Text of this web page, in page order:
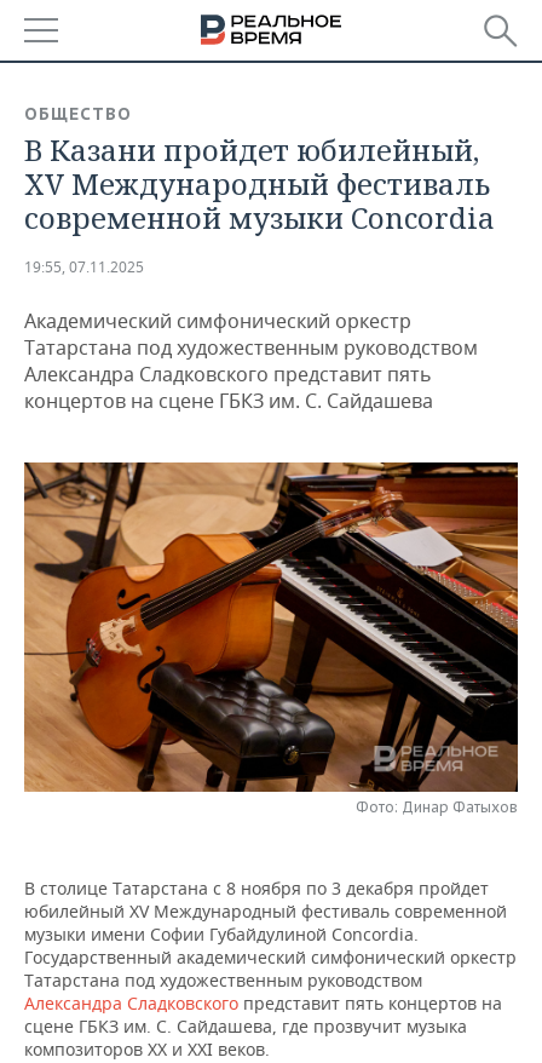
БАШКОРТОСТАН
ТАТАРСТАН
НОВОСТИ
АНАЛИТИКА
ДЕКЛАРАЦИИ О ДОХОДАХ
КОРОЛИ ГОСЗАКАЗА ПФО
ВУЗЫ ТАТАРСТАНА
КОМУ ПРИНАДЛЕЖАТ
ТОРГОВЫЕ ЦЕНТРЫ
ТАТАРСТАНА
НОВОСТИ ЭКОНОМИКИ
ФИНАНСЫ
БАНКИ
БЮДЖЕТ
ИНВЕСТИЦИИ
ПРОМЫШЛЕННОСТЬ
НОВОСТИ
ПРОМЫШЛЕННОСТИ
МАШИНОСТРОЕНИЕ
НЕФТЕХИМИЯ
НЕФТЬ
ОПК
ЭНЕРГЕТИКА
НЕДВИЖИМОСТЬ
НОВОСТИ НЕДВИЖИМОСТИ
НОВОСТИ АВТО
БИЗНЕС
НОВОСТИ БИЗНЕСА
РОЗНИЧНАЯ ТОРГОВЛЯ
ТРАНСПОРТ
УСЛУГИ
ТЕХНОЛОГИИ
НОВОСТИ ТЕХНОЛОГИЙ
IT
МЕДИА
ТЕЛЕКОММУНИКАЦИИ
МЕРОПРИЯТИЯ
НОВОСТИ МЕРОПРИЯТИЙ
ВЫЕЗДНАЯ РЕДАКЦИЯ
БИЗНЕС-БРАНЧИ
СПОРТ
НОВОСТИ СПОРТА
ФУТБОЛ
ВОЛЕЙБОЛ
КИБЕРСПОРТ
ФИГУРНОЕ КАТАНИЕ
ОБЩЕСТВО
НОВОСТИ ОБЩЕСТВА
ИСТОРИЯ
КУЛЬТУРА
МЕДИЦИНА
ФОТОГАЛЕРЕЯ
СПИСОК ПЕРСОН
СПИСОК КОМПАНИЙ
ПОЛНАЯ ВЕРСИЯ
ОБЩЕСТВО
В Казани пройдет юбилейный,
XV Международный фестиваль
современной музыки Concordia
19:55, 07.11.2025
Академический симфонический оркестр
Татарстана под художественным руководством
Александра Сладковского представит пять
концертов на сцене ГБКЗ им. С. Сайдашева
Фото: Динар Фатыхов
В столице Татарстана с 8 ноября по 3 декабря пройдет
юбилейный XV Международный фестиваль современной
музыки имени Софии Губайдулиной Concordia.
Государственный академический симфонический оркестр
Татарстана под художественным руководством
Александра Сладковского представит пять концертов на
сцене ГБКЗ им. С. Сайдашева, где прозвучит музыка
композиторов XX и XXI веков.